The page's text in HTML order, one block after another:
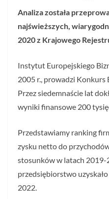
Analiza została
najświeższych,
2020 z Krajowego
Instytut Europejskiego
2005 r., prowadzi Konkurs
Przez siedemnaście lat
wyniki finansowe 200
Przedstawiamy ranking
zysku netto do
stosunków w latach 2019-
przedsiębiorstwo
2022.